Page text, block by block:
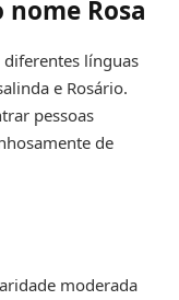
Rosa
diferentes línguas
e Rosário.
pessoas
de
moderada